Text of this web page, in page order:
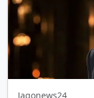
Jagonews24